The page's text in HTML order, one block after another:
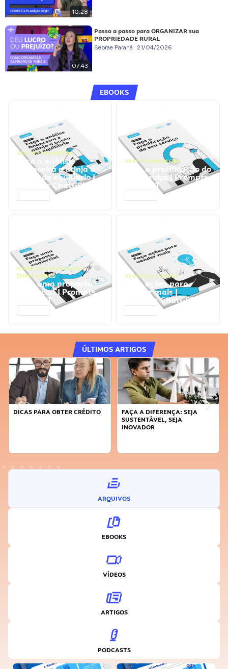
10:28
07:43
Passo a passo para ORGANIZAR sua
PROPRIEDADE RURAL
Sebrae Paraná 21/04/2026
EBOOKS
GESTÃO FINANCEIRA
Faça a análise
financeira e atinja o
ponto de equilíbrio |
Prompts ChatGPT
GESTÃO FINANCEIRA
Faça a precificação do
seu serviço | Prompts
ChatGPT
NEGÓCIOS, PROCESSOS
EMPRESARIAIS
Faça uma proposta
comercial | Prompts
ChatGPT
NEGÓCIOS, VENDAS
Faça ações para
vender mais |
Prompts ChatGPT
ÚLTIMOS ARTIGOS
DICAS PARA OBTER CRÉDITO
FAÇA A DIFERENÇA: SEJA
SUSTENTÁVEL, SEJA
INOVADOR
ARQUIVOS
EBOOKS
VÍDEOS
ARTIGOS
PODCASTS